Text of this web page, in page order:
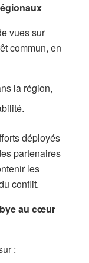
vues sur
commun, en
la région,
déployés
partenaires
les
conflit.
au cœur
: